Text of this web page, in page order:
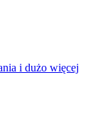
i dużo więcej